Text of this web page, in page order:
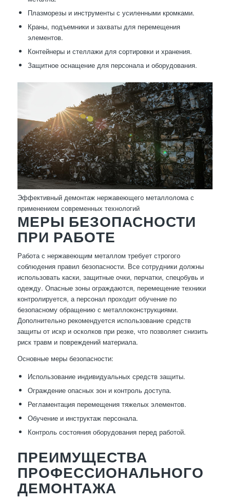
Плазморезы и инструменты с усиленными кромками.
Краны, подъемники и захваты для перемещения
элементов.
Контейнеры и стеллажи для сортировки и хранения.
Защитное оснащение для персонала и оборудования.
Эффективный демонтаж нержавеющего металлолома с
применением современных технологий
МЕРЫ БЕЗОПАСНОСТИ
ПРИ РАБОТЕ
Работа с нержавеющим металлом требует строгого
соблюдения правил безопасности. Все сотрудники должны
использовать каски, защитные очки, перчатки, спецобувь и
одежду. Опасные зоны ограждаются, перемещение техники
контролируется, а персонал проходит обучение по
безопасному обращению с металлоконструкциями.
Дополнительно рекомендуется использование средств
защиты от искр и осколков при резке, что позволяет снизить
риск травм и повреждений материала.
Основные меры безопасности:
Использование индивидуальных средств защиты.
Ограждение опасных зон и контроль доступа.
Регламентация перемещения тяжелых элементов.
Обучение и инструктаж персонала.
Контроль состояния оборудования перед работой.
ПРЕИМУЩЕСТВА
ПРОФЕССИОНАЛЬНОГО
ДЕМОНТАЖА